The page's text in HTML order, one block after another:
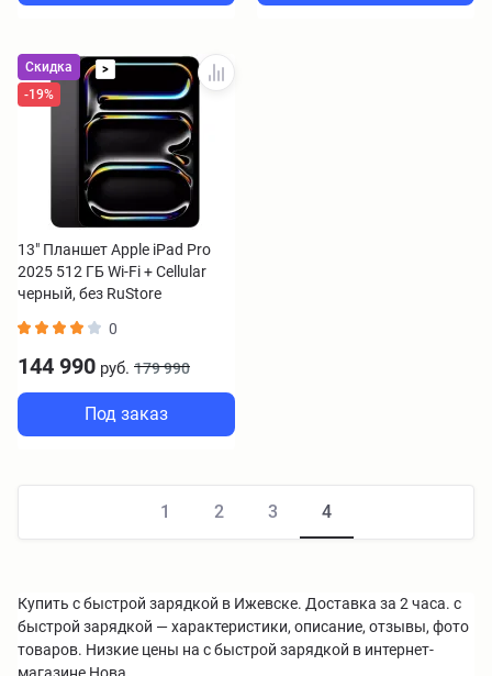
Скидка
>
-19%
13" Планшет Apple iPad Pro
2025 512 ГБ Wi-Fi + Cellular
черный, без RuStore
0
144 990 руб. 179 990
Под заказ
1 2 3 4
Купить с быстрой зарядкой в Ижевске. Доставка за 2 часа. с
быстрой зарядкой — характеристики, описание, отзывы, фото
товаров. Низкие цены на с быстрой зарядкой в интернет-